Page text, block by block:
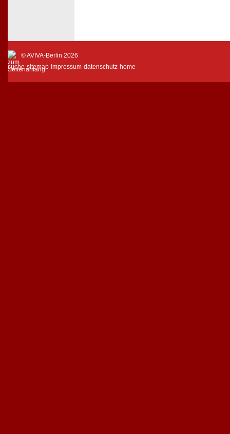
© AVIVA-Berlin 2026
suche sitemap impressum datenschutz home